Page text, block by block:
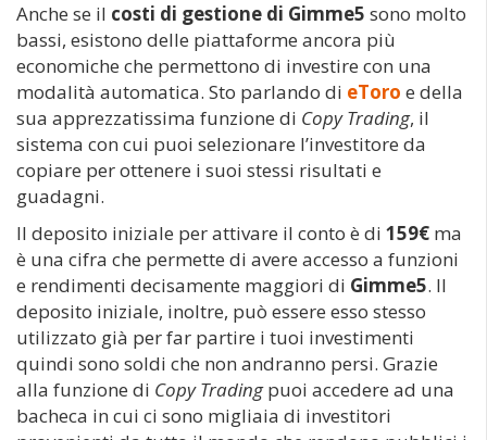
Anche se il costi di gestione di Gimme5 sono molto
bassi, esistono delle piattaforme ancora più
economiche che permettono di investire con una
modalità automatica. Sto parlando di eToro e della
sua apprezzatissima funzione di Copy Trading, il
sistema con cui puoi selezionare l’investitore da
copiare per ottenere i suoi stessi risultati e
guadagni.
Il deposito iniziale per attivare il conto è di 159€ ma
è una cifra che permette di avere accesso a funzioni
e rendimenti decisamente maggiori di Gimme5. Il
deposito iniziale, inoltre, può essere esso stesso
utilizzato già per far partire i tuoi investimenti
quindi sono soldi che non andranno persi. Grazie
alla funzione di Copy Tradingpuoi accedere ad una
bacheca in cui ci sono migliaia di investitori